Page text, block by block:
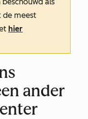
de meest
hier
ander